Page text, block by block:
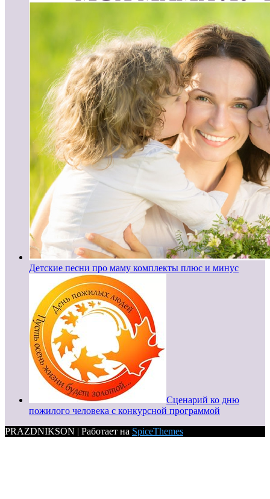
Детские песни про маму комплекты плюс и минус
Сценарий ко дню
пожилого человека с конкурсной программой
PRAZDNIKSON | Работает на SpiceThemes